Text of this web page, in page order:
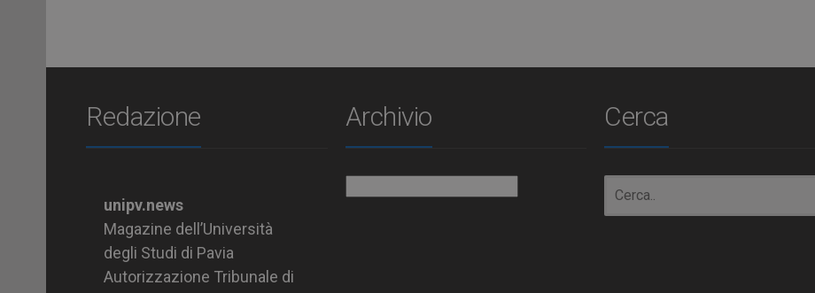
Redazione
unipv.news
Magazine dell’Università
degli Studi di Pavia
Autorizzazione Tribunale di
Archivio Cerca